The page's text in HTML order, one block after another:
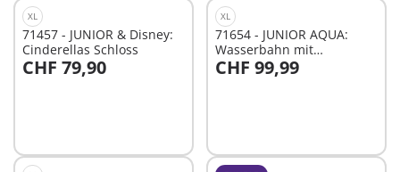
XL
71457 - JUNIOR & Disney:
Cinderellas Schloss
CHF 79,90
In den Warenkorb
XL
71654 - JUNIOR AQUA:
Wasserbahn mit
Wasserspielplatz und
Lerneffekten
CHF 99,99
In den Warenkorb